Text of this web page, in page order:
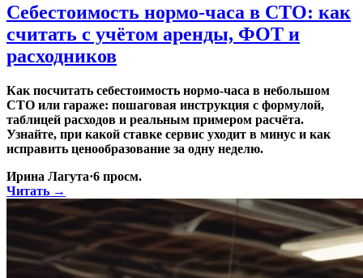
Себестоимость нормо-часа в СТО: как
считать с учётом аренды, ФОТ и
расходников
Как посчитать себестоимость нормо-часа в небольшом
СТО или гараже: пошаговая инструкция с формулой,
таблицей расходов и реальным примером расчёта.
Узнайте, при какой ставке сервис уходит в минус и как
исправить ценообразование за одну неделю.
Ирина Лагута·6 просм.
Читать →